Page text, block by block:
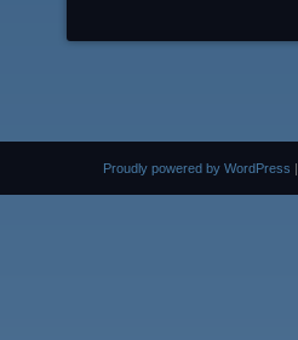
Proudly powered by WordPress |